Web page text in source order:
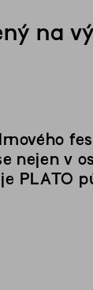
na
nejen v
PLATO